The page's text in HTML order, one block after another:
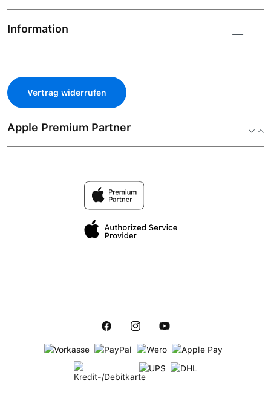
Information
Vertrag widerrufen
Apple Premium Partner